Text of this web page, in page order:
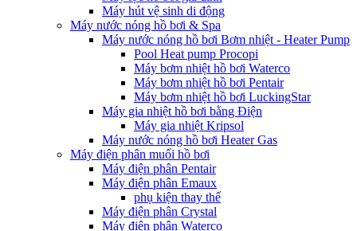
Máy hút vệ sinh di động
Máy nước nóng hồ bơi & Spa
Máy nước nóng hồ bơi Bơm nhiệt - Heater Pump
Pool Heat pump Procopi
Máy bơm nhiệt hồ bơi Waterco
Máy bơm nhiệt hồ bơi Pentair
Máy bơm nhiệt hồ bơi LuckingStar
Máy gia nhiệt hồ bơi bằng Điện
Máy gia nhiệt Kripsol
Máy nước nóng hồ bơi Heater Gas
Máy điện phân muối hồ bơi
Máy điện phân Pentair
Máy điện phân Emaux
phụ kiện thay thế
Máy điện phân Crystal
Máy điện phân Waterco